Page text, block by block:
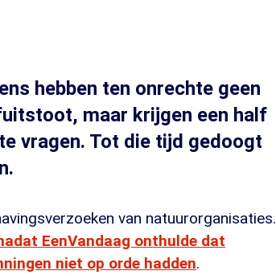
hebben ten onrechte geen
maar krijgen een half
vragen. Tot die tijd gedoogt
van natuurorganisaties.
EenVandaag onthulde dat
niet op orde hadden.